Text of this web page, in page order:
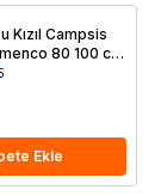
Kızıl Campsis
80 100 cm
Ekle